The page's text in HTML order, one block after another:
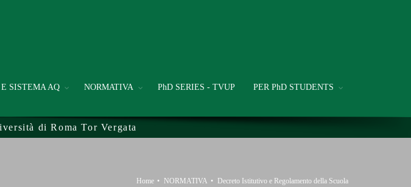
SISTEMA AQ NORMATIVA PhD SERIES - TVUP PER PhD STUDENTS
di Roma Tor Vergata
Home NORMATIVA Decreto Istitutivo e Regolamento della Scuola